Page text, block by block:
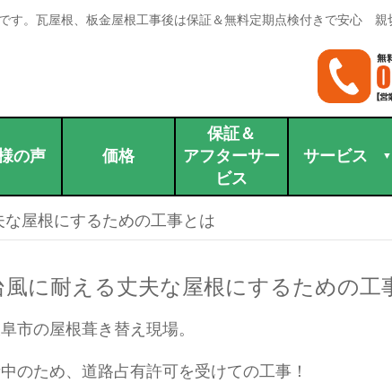
す。瓦屋根、板金屋根工事後は保証＆無料定期点検付きで安心
の声 価格
保証＆
アフターサー
ビス
サービス
屋根にするための工事とは
風に耐える丈夫な屋根にするための工
市の屋根葺き替え現場。
のため、道路占有許可を受けての工事！